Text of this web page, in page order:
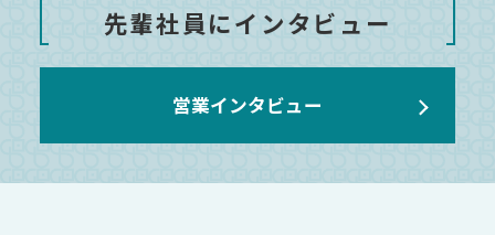
先輩社員にインタビュー
営業インタビュー